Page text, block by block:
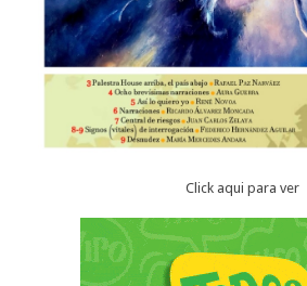
Click aqui para ver